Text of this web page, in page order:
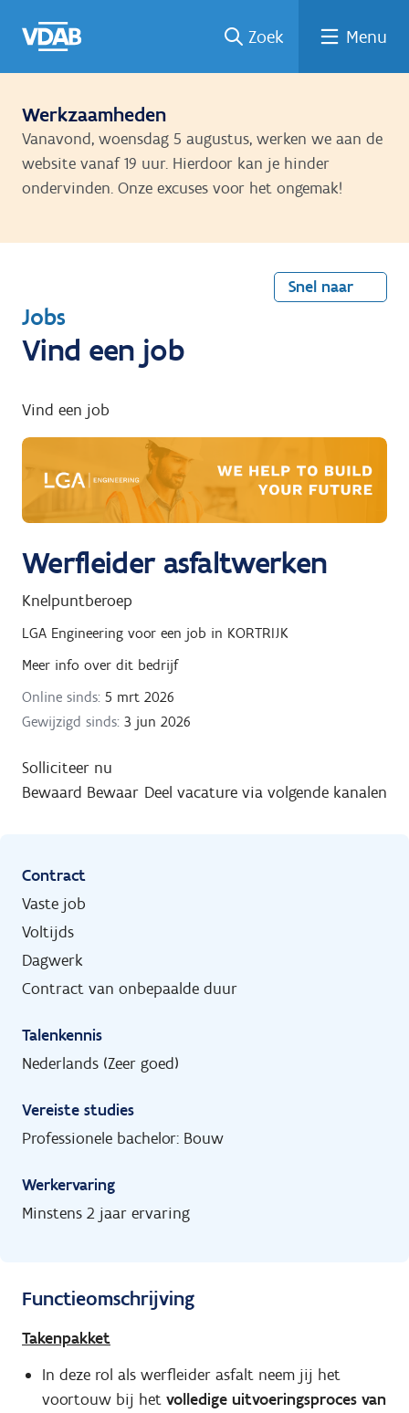
naar
d
een
een
job
mij?
naar
Zoek Menu
Werkzaamheden
Vanavond, woensdag 5 augustus, werken we aan de
website vanaf 19 uur. Hierdoor kan je hinder
ondervinden. Onze excuses voor het ongemak!
Snel naar
T
e
u
g
n
a
r
Jobs
Vind een job
Vind een job
Werfleider asfaltwerken
Knelpuntberoep
LGA Engineering voor een job in KORTRIJK
Meer info over dit bedrijf
Online sinds: 5 mrt 2026
Gewijzigd sinds: 3 jun 2026
Solliciteer nu
Bewaard Bewaar Deel vacature via volgende kanalen
Contract
Vaste job
Voltijds
Dagwerk
Contract van onbepaalde duur
Talenkennis
Nederlands (Zeer goed)
Vereiste studies
Professionele bachelor: Bouw
Werkervaring
Minstens 2 jaar ervaring
Functieomschrijving
Takenpakket
In deze rol als werfleider asfalt neem jij het
voortouw bij het volledige uitvoeringsproces van